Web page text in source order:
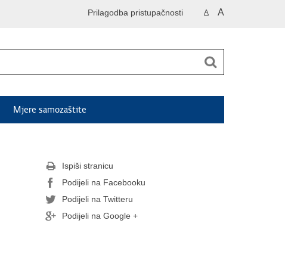
A A
Prilagodba pristupačnosti
Mjere samozaštite
Ispiši stranicu
Podijeli na Facebooku
Podijeli na Twitteru
Podijeli na Google +